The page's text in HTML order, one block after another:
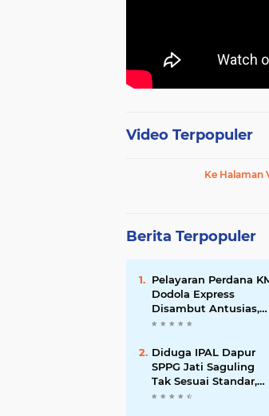
Video Terpopuler
Ke Halaman
Berita Terpopuler
Pelayaran Perdana
Dodola Express
Disambut Antusias,
Baling-Baling Segera
Diduga IPAL Dapur
SPPG Jati Saguling
Tak Sesuai Standar,
Warga Keluhkan